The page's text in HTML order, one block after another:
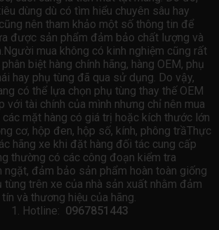
dùng dù có tìm hiểu chuyên sâu hay
nên tham khảo một số thông tin để
được sản phẩm đảm bảo chất lượng và
mua không có kinh nghiệm cũng rất
biệt hàng chính hãng, hàng OEM, phụ
hay phụ tùng đã qua sử dụng. Do vậy,
có thể lựa chọn phụ tùng thay thế OEM
với tài chính của mình nhưng chỉ nên mua
mặt hàng có giá trị hoặc kích thước lớn
cơ, hộp đen, hộp số, kính, phông trầThực
hãng xe khi đặt hàng đối tác cung cấp
thường có các công đoạn kiểm tra
ngặt, đảm bảo sản phẩm hoàn toàn giống
tùng trên xe của nhà sản xuất nhằm đảm
và thương hiệu của hãng.
Hotline: 0967851443